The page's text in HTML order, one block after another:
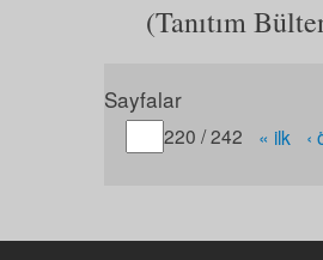
(Tanıtım
Sayfalar
Gitmek istediğiniz
220 / 242 « ilk ‹